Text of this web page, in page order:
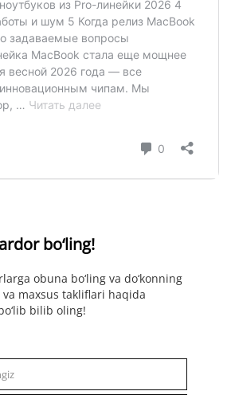
bo‘ling!
obuna bo‘ling va do‘konning
maxsus takliflari haqida
bilib oling!